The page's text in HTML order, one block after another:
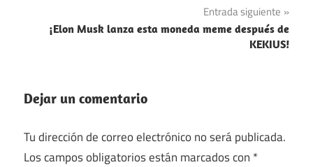
Entrada siguiente
¡Elon Musk lanza esta moneda meme después de
KEKIUS!
Dejar un comentario
Tu dirección de correo electrónico no será publicada.
Los campos obligatorios están marcados con *